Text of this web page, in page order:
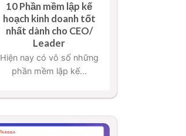
10 Phần mềm lập kế
hoạch kinh doanh tốt
nhất dành cho CEO/
Leader
Hiện nay có vô số những
phần mềm lập kế...